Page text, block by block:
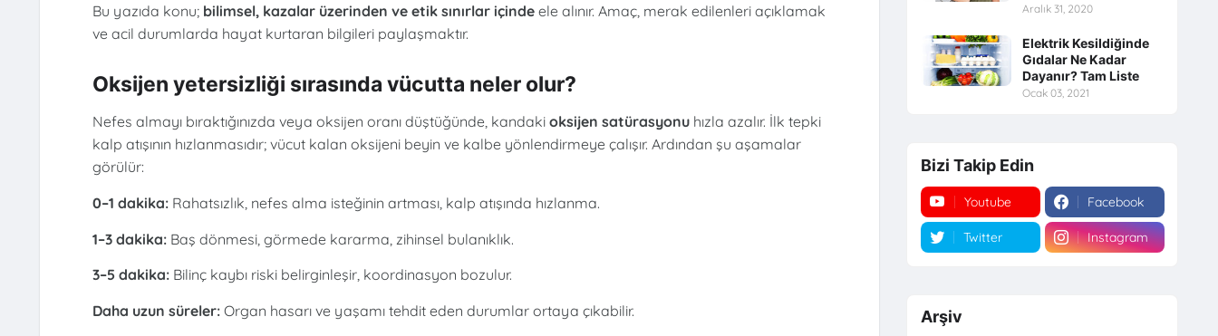
Bu yazıda konu; bilimsel, kazalar üzerinden ve etik sınırlar içindeele alınır. Amaç, merak edilenleri açıklamak
ve acil durumlarda hayat kurtaran bilgileri paylaşmaktır.
Oksijen yetersizliği sırasında vücutta neler olur?
Nefes almayı bıraktığınızda veya oksijen oranı düştüğünde, kandaki oksijen satürasyonuhızla azalır. İlk tepki
kalp atışının hızlanmasıdır; vücut kalan oksijeni beyin ve kalbe yönlendirmeye çalışır. Ardından şu aşamalar
görülür:
0–1 dakika:Rahatsızlık, nefes alma isteğinin artması, kalp atışında hızlanma.
1–3 dakika:Baş dönmesi, görmede kararma, zihinsel bulanıklık.
3–5 dakika:Bilinç kaybı riski belirginleşir, koordinasyon bozulur.
Daha uzun süreler:Organ hasarı ve yaşamı tehdit eden durumlar ortaya çıkabilir.
Aralık 31, 2020
Elektrik Kesildiğinde
Gıdalar Ne Kadar
Dayanır? Tam Liste
Ocak 03, 2021
Bizi Takip Edin
Youtube Facebook
Twitter Instagram
Arşiv